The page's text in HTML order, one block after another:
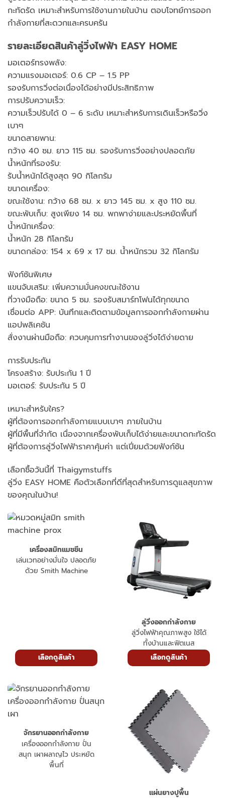
กะทัดรัด เหมาะสำหรับการใช้งานภายในบ้าน ตอบโจทย์การออก
กำลังกายที่สะดวกและครบครัน
รายละเอียดสินค้าลู่วิ่งไฟฟ้า EASY HOME
มอเตอร์ทรงพลัง:
ความแรงมอเตอร์: 0.6 CP – 1.5 PP
รองรับการวิ่งต่อเนื่องได้อย่างมีประสิทธิภาพ
การปรับความเร็ว:
ความเร็วปรับได้ 0 – 6 ระดับ เหมาะสำหรับการเดินเร็วหรือวิ่ง
เบาๆ
ขนาดสายพาน:
กว้าง 40 ซม. ยาว 115 ซม. รองรับการวิ่งอย่างปลอดภัย
น้ำหนักที่รองรับ:
รับน้ำหนักได้สูงสุด 90 กิโลกรัม
ขนาดเครื่อง:
ขณะใช้งาน: กว้าง 68 ซม. x ยาว 145 ซม. x สูง 110 ซม.
ขณะพับเก็บ: สูงเพียง 14 ซม. พกพาง่ายและประหยัดพื้นที่
น้ำหนักเครื่อง:
น้ำหนัก 28 กิโลกรัม
ขนาดกล่อง: 154 x 69 x 17 ซม. น้ำหนักรวม 32 กิโลกรัม
ฟังก์ชันพิเศษ
แขนจับเสริม: เพิ่มความมั่นคงขณะใช้งาน
ที่วางมือถือ: ขนาด 5 ซม. รองรับสมาร์ทโฟนได้ทุกขนาด
เชื่อมต่อ APP: บันทึกและติดตามข้อมูลการออกกำลังกายผ่าน
แอปพลิเคชัน
สั่งงานผ่านมือถือ: ควบคุมการทำงานของลู่วิ่งได้ง่ายดาย
การรับประกัน
โครงสร้าง: รับประกัน 1 ปี
มอเตอร์: รับประกัน 5 ปี
เหมาะสำหรับใคร?
ผู้ที่ต้องการออกกำลังกายแบบเบาๆ ภายในบ้าน
ผู้ที่มีพื้นที่จำกัด เนื่องจากเครื่องพับเก็บได้ง่ายและขนาดกะทัดรัด
ผู้ที่ต้องการลู่วิ่งไฟฟ้าราคาคุ้มค่า แต่เปี่ยมด้วยฟังก์ชัน
เลือกซื้อวันนี้ที่ Thaigymstuffs
ลู่วิ่ง EASY HOME คือตัวเลือกที่ดีที่สุดสำหรับการดูแลสุขภาพ
ของคุณในบ้าน!
เครื่องสมิทแมชชีน
เล่นเวทอย่างมั่นใจ ปลอดภัย
ด้วย Smith Machine
เลือกดูสินค้า
ลู่วิ่งออกกำลังกาย
ลู่วิ่งไฟฟ้าคุณภาพสูง ใช้ได้
ทั้งบ้านและฟิตเนส
เลือกดูสินค้า
จักรยานออกกำลังกาย
เครื่องออกกำลังกาย ปั่น
สนุก เผาผลาญไว ประหยัด
พื้นที่
แผ่นยางปูพื้น